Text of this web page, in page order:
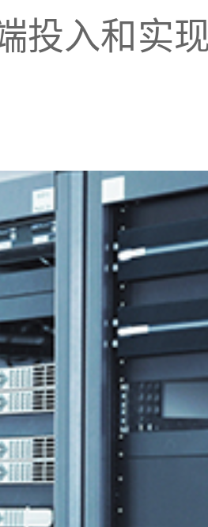
投入和实